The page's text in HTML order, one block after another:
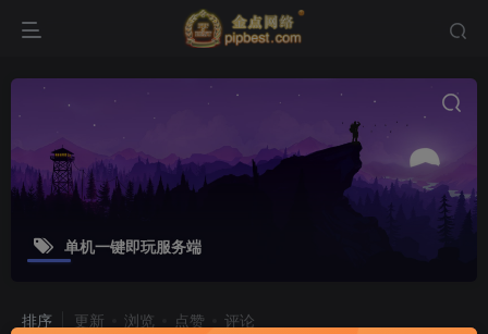
单机一键即玩服务端
排序 更新 浏览 点赞 评论